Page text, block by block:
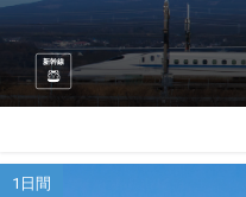
新幹線
1日間